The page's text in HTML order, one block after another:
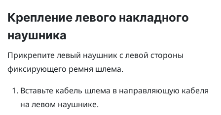
Крепление левого накладного
наушника
Прикрепите левый наушник с левой стороны
фиксирующего ремня шлема.
Вставьте кабель шлема в направляющую кабеля
на левом наушнике.